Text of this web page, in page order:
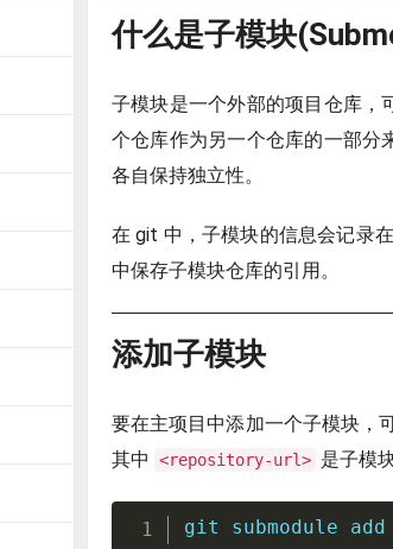
什么是子模块
子模块是一个外部的项目仓库，
个仓库作为另一个仓库的一部分
各自保持独立性。
在 git 中，子模块的信息会记录
中保存子模块仓库的引用。
添加子模块
要在主项目中添加一个子模块，
其中
<repository-url> 是子模
git submodule add